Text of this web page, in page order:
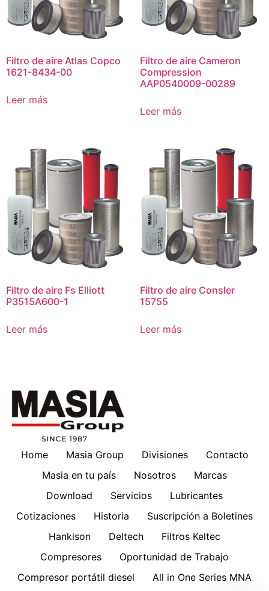
Filtro de aire Atlas Copco
1621-8434-00
Leer más
Filtro de aire Cameron
Compression
AAP0540009-00289
Leer más
Filtro de aire Fs Elliott
P3515A600-1
Leer más
Filtro de aire Consler
15755
Leer más
Home Masia Group Divisiones
Contacto
Masia en tu país
Nosotros
Marcas
Download
Servicios
Lubricantes
Cotizaciones
Historia
Suscripción a Boletines
Hankison
Deltech
Filtros Keltec
Compresores
Oportunidad de Trabajo
Compresor portátil diesel
All in One Series MNA